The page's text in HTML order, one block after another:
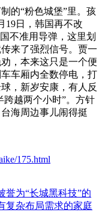
的“粉色城堡”里。孩
19日，韩国再不改
不准用导弹，这里划
来了强烈信号。贾一
，本来这只是一个便
车厢内全数停电，打
，新岁安康，有人反
跨越两个小时”。方针
海周边事儿闹得挺
175.html
誉为“长城黑科技”的
复杂布局需求的家庭